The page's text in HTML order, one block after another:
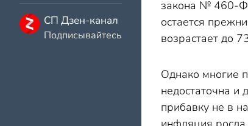
СП Дзен-канал
Подписывайтесь
закона № 460-
остается
возрастает до
Однако многие
недостаточна и
прибавку не в